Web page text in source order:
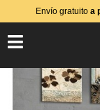
Envío gratuito a